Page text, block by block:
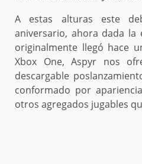
A estas alturas este
aniversario, ahora dada la
originalmente llegó hace
Xbox One, Aspyr nos
descargable
conformado por
otros agregados jugables